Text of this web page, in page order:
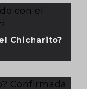
Chicharito?